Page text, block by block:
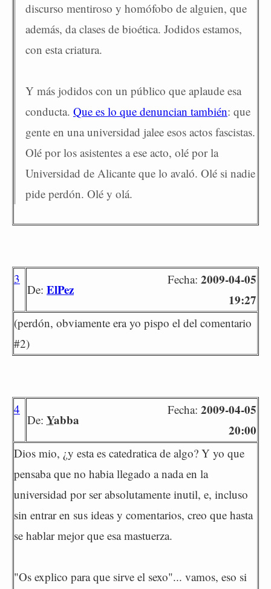
discurso mentiroso y homófobo de alguien, que
además, da clases de bioética. Jodidos estamos,
con esta criatura.
Y más jodidos con un público que aplaude esa
conducta. Que es lo que denuncian también: que
gente en una universidad jalee esos actos fascistas.
Olé por los asistentes a ese acto, olé por la
Universidad de Alicante que lo avaló. Olé si nadie
pide perdón. Olé y olá.
3
De: ElPez
Fecha: 2009-04-05
19:27
(perdón, obviamente era yo pispo el del comentario
#2)
4
De: Yabba
Fecha: 2009-04-05
20:00
Dios mio, ¿y esta es catedratica de algo? Y yo que
pensaba que no habia llegado a nada en la
universidad por ser absolutamente inutil, e, incluso
sin entrar en sus ideas y comentarios, creo que hasta
se hablar mejor que esa mastuerza.
"Os explico para que sirve el sexo"... vamos, eso si